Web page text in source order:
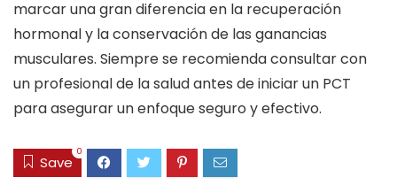
marcar una gran diferencia en la recuperación
hormonal y la conservación de las ganancias
musculares. Siempre se recomienda consultar con
un profesional de la salud antes de iniciar un PCT
para asegurar un enfoque seguro y efectivo.
Save
0